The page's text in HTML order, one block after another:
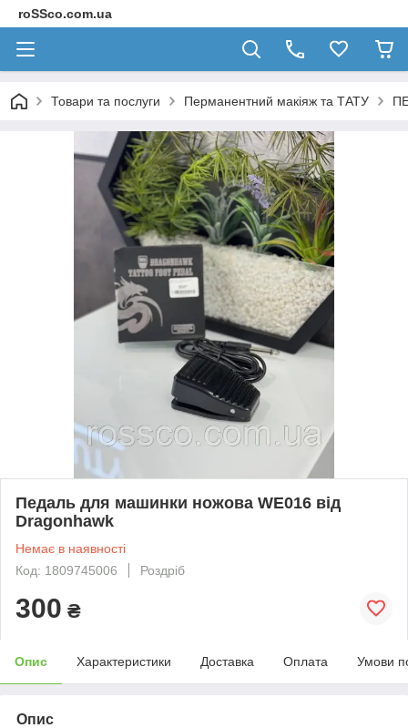
roSSco.com.ua
Товари та послуги Перманентний макіяж та ТАТУ
Педаль для машинки ножова WE016 від
Dragonhawk
Немає в наявності
Код: 1809745006
Роздріб
300 ₴
Опис Характеристики Доставка Оплата Умови
Опис